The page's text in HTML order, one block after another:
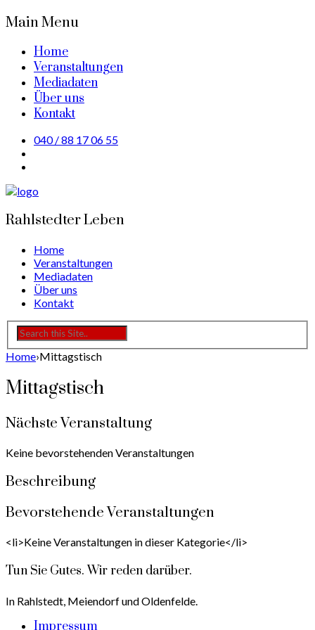
Main Menu
Home
Veranstaltungen
Mediadaten
Über uns
Kontakt
040 / 88 17 06 55
Rahlstedter Leben
Home
Veranstaltungen
Mediadaten
Über uns
Kontakt
Home›Mittagstisch
Mittagstisch
Nächste Veranstaltung
Keine bevorstehenden Veranstaltungen
Beschreibung
Bevorstehende Veranstaltungen
<li>Keine Veranstaltungen in dieser Kategorie</li>
Tun Sie Gutes. Wir reden darüber.
In Rahlstedt, Meiendorf und Oldenfelde.
Impressum